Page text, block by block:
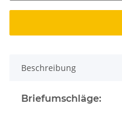
Beschreibung
Briefumschläge: